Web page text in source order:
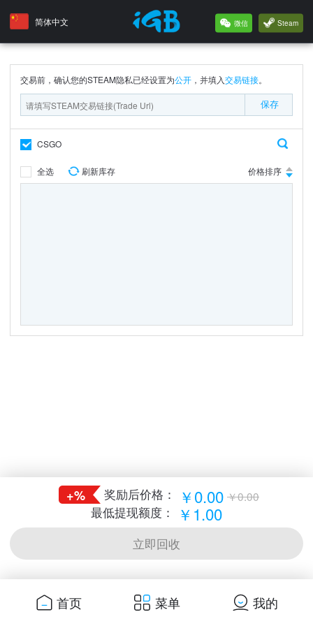
微信 Steam
简体中文
交易前，确认您的STEAM隐私已经设置为公开 ，并填入交易链接。
保存
CSGO
全选 刷新库存 价格排序
+% 奖励后价格： ￥0.00 ￥0.00
最低提现额度： ￥1.00
立即回收
首页 菜单 我的